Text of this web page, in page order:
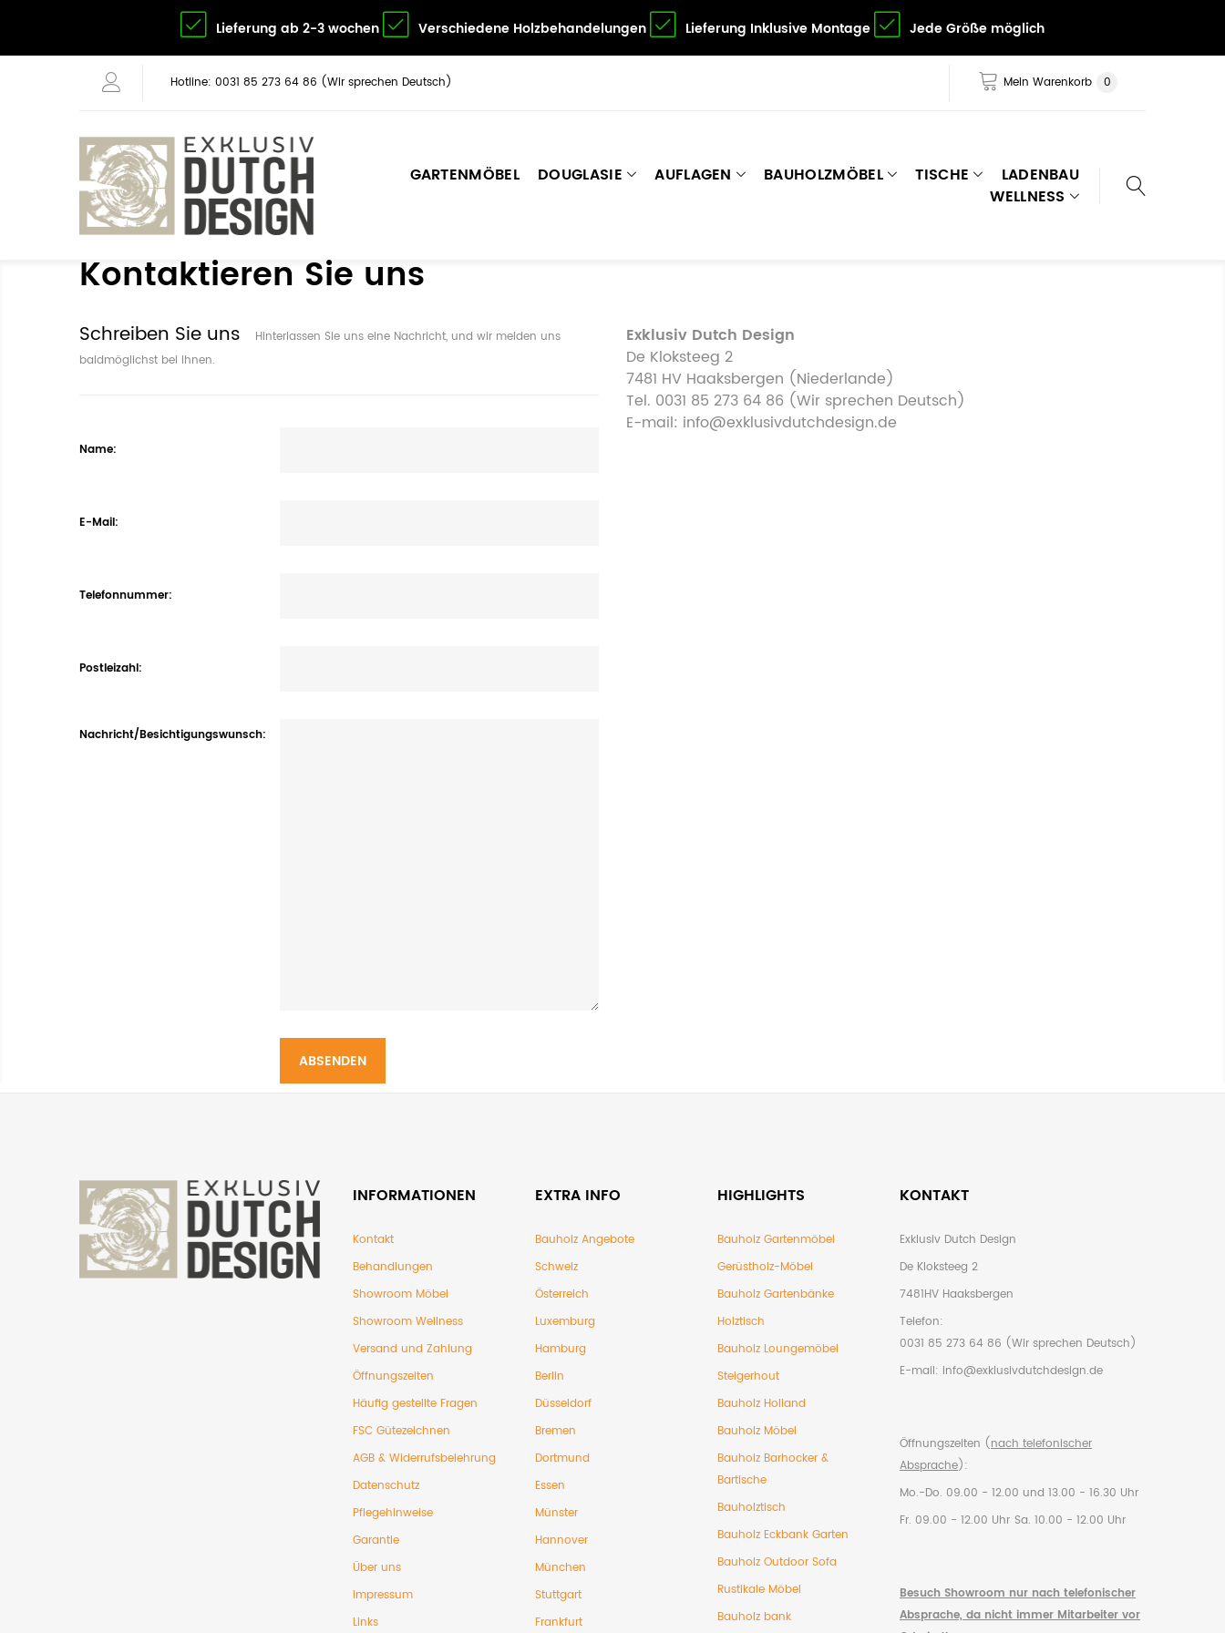
Lieferung ab 2-3 wochen Verschiedene Holzbehandelungen Lieferung Inklusive Montage Jede Größe möglich
Hotline: 0031 85 273 64 86 (Wir sprechen Deutsch) Mein Warenkorb 0
GARTENMÖBEL DOUGLASIE AUFLAGEN BAUHOLZMÖBEL TISCHE
LADENBAU
WELLNESS
Kontaktieren Sie uns
Schreiben Sie uns
Hinterlassen Sie uns eine Nachricht, und wir melden uns
baldmöglichst bei Ihnen.
Name
E-Mail
Telefonnummer
Postleizahl
Nachricht/Besichtigungswunsch
ABSENDEN
Exklusiv Dutch Design
De Kloksteeg 2
7481 HV Haaksbergen (Niederlande)
Tel. 0031 85 273 64 86 (Wir sprechen Deutsch)
E-mail: info@exklusivdutchdesign.de
INFORMATIONEN
Kontakt
Behandlungen
Showroom Möbel
Showroom Wellness
Versand und Zahlung
Öffnungszeiten
Häufig gestellte Fragen
FSC Gütezeichnen
AGB & Widerrufsbelehrung
Datenschutz
Pflegehinweise
Garantie
Über uns
Impressum
Links
EXTRA INFO
Bauholz Angebote
Schweiz
Österreich
Luxemburg
Hamburg
Berlin
Düsseldorf
Bremen
Dortmund
Essen
Münster
Hannover
München
Stuttgart
Frankfurt
HIGHLIGHTS
Bauholz Gartenmöbel
Gerüstholz-Möbel
Bauholz Gartenbänke
Holztisch
Bauholz Loungemöbel
Steigerhout
Bauholz Holland
Bauholz Möbel
Bauholz Barhocker &
Bartische
Bauholztisch
Bauholz Eckbank Garten
Bauholz Outdoor Sofa
Rustikale Möbel
Bauholz bank
KONTAKT
Exklusiv Dutch Design
De Kloksteeg 2
7481HV Haaksbergen
Telefon:
0031 85 273 64 86 (Wir sprechen Deutsch)
E-mail: info@exklusivdutchdesign.de
Öffnungszeiten (nach telefonischer
Absprache):
Mo.-Do. 09.00 - 12.00 und 13.00 - 16.30 Uhr
Fr. 09.00 - 12.00 Uhr Sa. 10.00 - 12.00 Uhr
Besuch Showroom nur nach telefonischer
Absprache, da nicht immer Mitarbeiter vor